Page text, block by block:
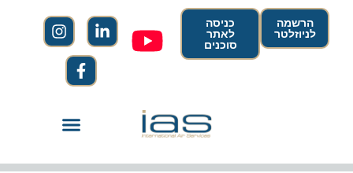
הרשמה
לניוזלטר
כניסה
לאתר
סוכנים